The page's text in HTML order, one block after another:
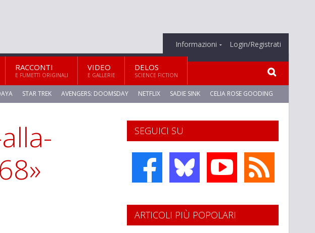
Informazioni Login/Registrati
RACCONTI
E FUMETTI ORIGINALI
VIDEO
E GALLERIE
DELOS
SCIENCE FICTION
STAR TREK AVENGERS: DOOMSDAY NETFLIX SADIE SINK CELIA ROSE GOODING
SEGUICI SU
ARTICOLI PIÙ POPOLARI